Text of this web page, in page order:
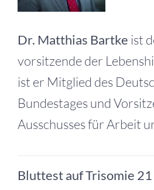
Dr. Matthias Bartke ist
vorsitzende der
ist er Mitglied des
Bundestages und
Ausschusses für Arbeit
Bluttest auf Trisomie 21